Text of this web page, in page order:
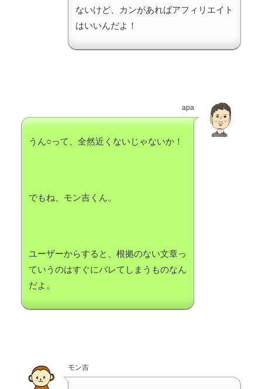
ないけど、カンがあればアフィリエイト
はいいんだよ！
apa
うん○って、全然近くないじゃないか！
でもね、モン吉くん。
ユーザーからすると、根拠のない文章っ
ていうのはすぐにバレてしまうものなん
だよ。
モン吉